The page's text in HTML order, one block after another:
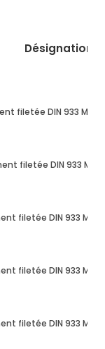
Désignation
filetée DIN 933 M10
filetée DIN 933 M10
filetée DIN 933 M10
filetée DIN 933 M10
filetée DIN 933 M10